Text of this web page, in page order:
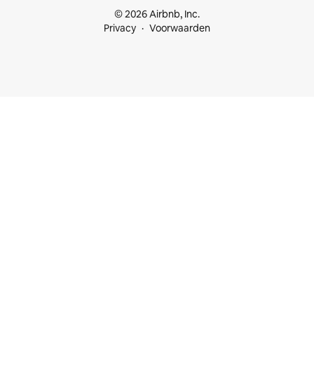
© 2026 Airbnb, Inc.
Privacy
Voorwaarden